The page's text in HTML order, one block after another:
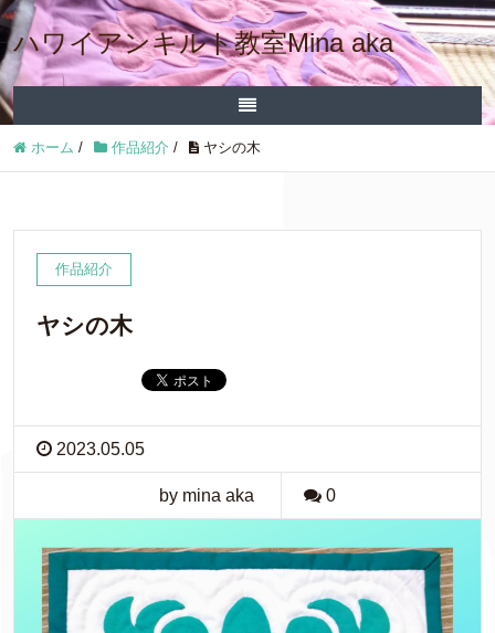
ハワイアンキルト教室Mina aka
ホーム / 作品紹介 / ヤシの木
作品紹介
ヤシの木
2023.05.05
by mina aka 0